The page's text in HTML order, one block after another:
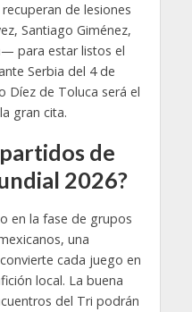
de lesiones
Santiago Giménez,
para estar listos el
Serbia del 4 de
Díez de Toluca será el
gran cita.
de
2026?
en la fase de grupos
una
cada juego en
local. La buena
del Tri podrán